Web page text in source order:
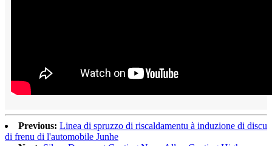
Previous: Linea di spruzzo di riscaldamentu à induzione di discu
di frenu di l'automobile Junhe